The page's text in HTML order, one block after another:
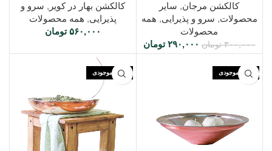
کالکشن مرجان, سایر
محصولات, سرو و پذیرایی, همه
محصولات
۳۰۰,۰۰۰ تومان ۲۹۰,۰۰۰ تومان
کالکشن بهار در کویر , سرو و
پذیرایی, همه محصولات
۵۶۰,۰۰۰ تومان
اتمام موجودی اتمام موجودی